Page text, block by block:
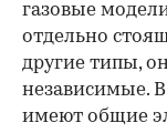
газовые
отдельно
другие типы,
независимые.
имеют общие